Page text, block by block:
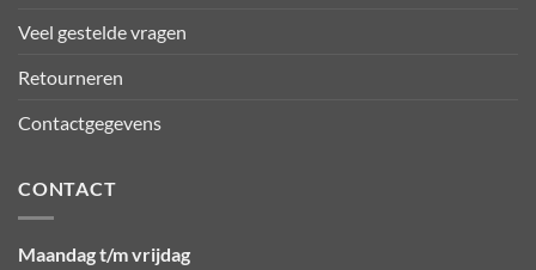
Veel gestelde vragen
Retourneren
Contactgegevens
CONTACT
Maandag t/m vrijdag